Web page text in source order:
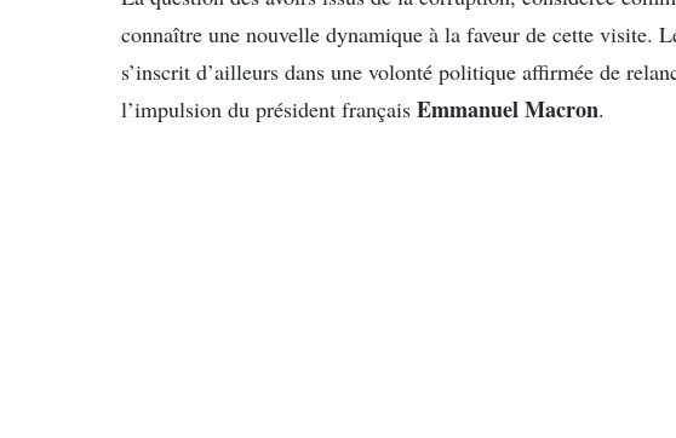
connaître une nouvelle dynamique à la faveur de cette visite.
s’inscrit d’ailleurs dans une volonté politique affirmée de
l’impulsion du président français Emmanuel Macron.